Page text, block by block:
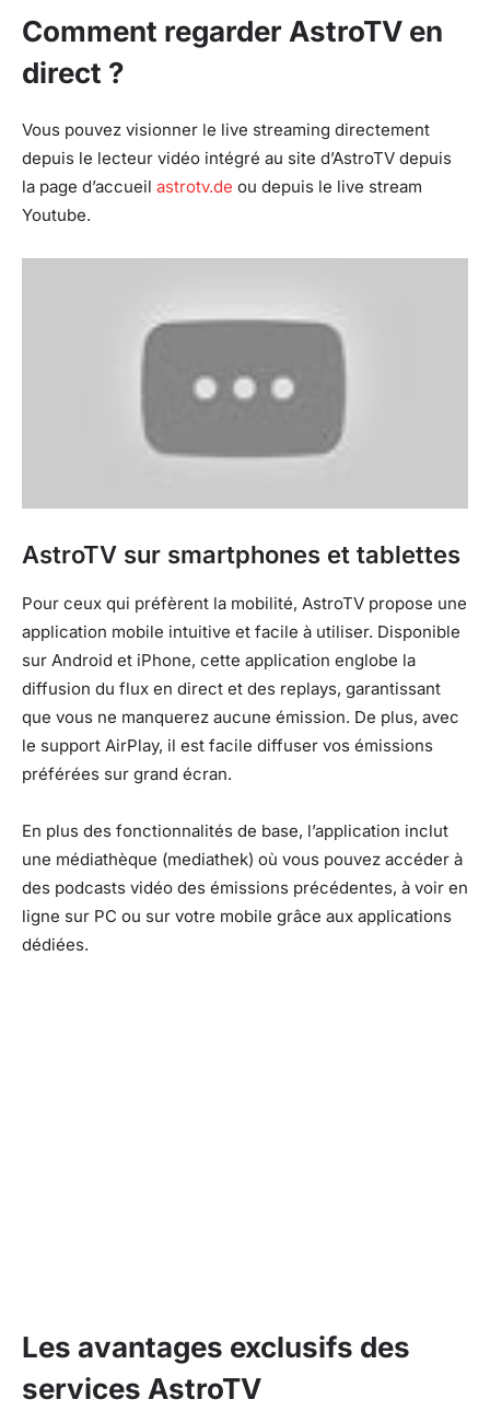
Comment regarder AstroTV en
direct ?
Vous pouvez visionner le live streaming directement
depuis le lecteur vidéo intégré au site d’AstroTV depuis
la page d’accueil astrotv.de ou depuis le live stream
Youtube.
AstroTV sur smartphones et tablettes
Pour ceux qui préfèrent la mobilité, AstroTV propose une
application mobile intuitive et facile à utiliser. Disponible
sur Android et iPhone, cette application englobe la
diffusion du flux en direct et des replays, garantissant
que vous ne manquerez aucune émission. De plus, avec
le support AirPlay, il est facile diffuser vos émissions
préférées sur grand écran.
En plus des fonctionnalités de base, l’application inclut
une médiathèque (mediathek) où vous pouvez accéder à
des podcasts vidéo des émissions précédentes, à voir en
ligne sur PC ou sur votre mobile grâce aux applications
dédiées.
Les avantages exclusifs des
services AstroTV